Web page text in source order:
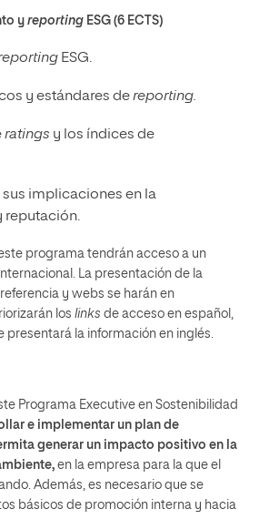
y reporting ESG (6 ECTS)
ESG.
y estándares dereporting.
ratings y los índices de
sus implicaciones en la
reputación.
programa tendrán acceso a un
La presentación de la
y webs se harán en
los links de acceso en español,
presentará la información en inglés.
Programa Executive en Sostenibilidad
e implementar un plan de
generar un impacto positivo en la
en la empresa para la que el
Además, es necesario que se
básicos de promoción interna y hacia